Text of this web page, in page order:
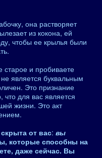
она растворяет
из кокона, ей
чтобы ее крылья были
старое и пробиваете
является буквальным
Это признание
для вас является
жизни. Это акт
от вас: вы
которые способны на
даже сейчас. Вы